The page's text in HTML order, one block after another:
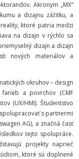
Akronym „MX“
a dizajnu zážitku, a
ktoré patria medzi
na dizajn v rýchlo sa
dizajn a dizajn
nových materiálov a
okruhov – design
a povrchov (CMF
(UX/HMI). Študentstvo
s partnermi
AG), a značná časť
tejto spolupráce.
projekty naprieč
ktoré sú doplnené